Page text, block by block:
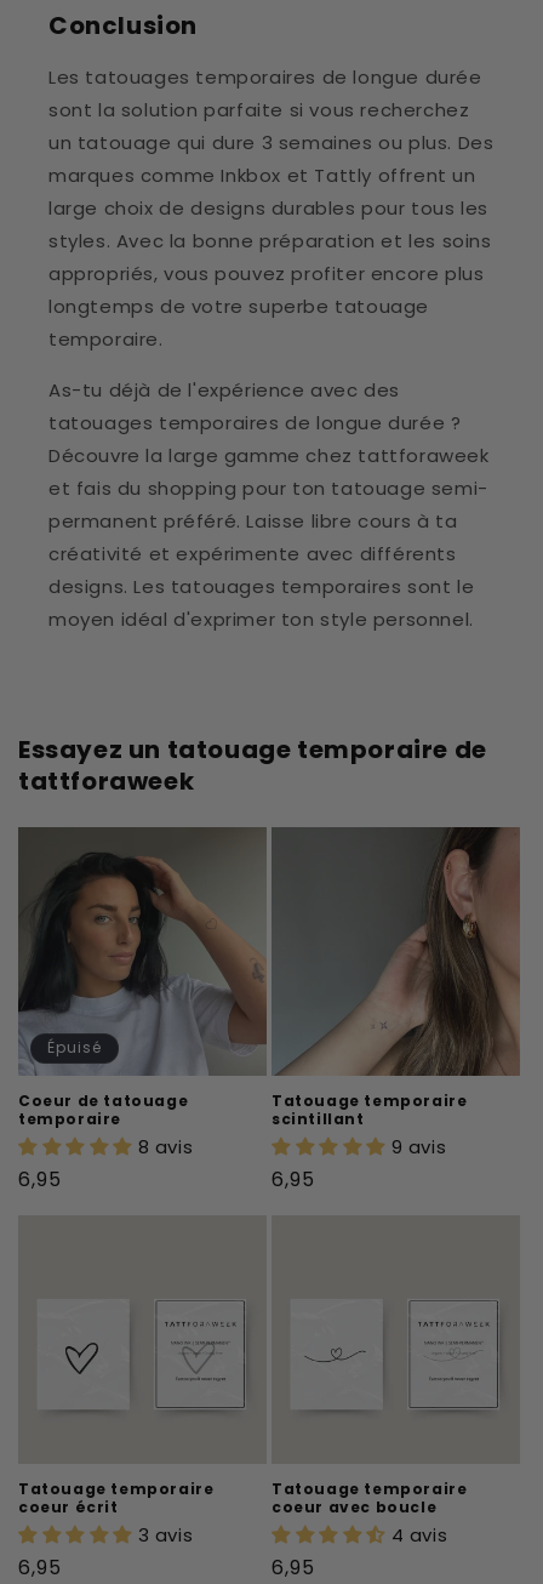
Conclusion
Les tatouages temporaires de longue durée
sont la solution parfaite si vous recherchez
un tatouage qui dure 3 semaines ou plus. Des
marques comme Inkbox et Tattly offrent un
large choix de designs durables pour tous les
styles. Avec la bonne préparation et les soins
appropriés, vous pouvez profiter encore plus
longtemps de votre superbe tatouage
temporaire.
As-tu déjà de l'expérience avec des
tatouages temporaires de longue durée ?
Découvre la large gamme chez tattforaweek
et fais du shopping pour ton tatouage semi-
permanent préféré. Laisse libre cours à ta
créativité et expérimente avec différents
designs. Les tatouages temporaires sont le
moyen idéal d'exprimer ton style personnel.
Essayez un tatouage temporaire de
tattforaweek
Épuisé
Coeur de tatouage
temporaire
8 avis
Prix
6,95
Tatouage temporaire
scintillant
9 avis
Prix
6,95
Tatouage temporaire
coeur écrit
3 avis
Prix
6,95
Tatouage temporaire
coeur avec boucle
4 avis
Prix
6,95